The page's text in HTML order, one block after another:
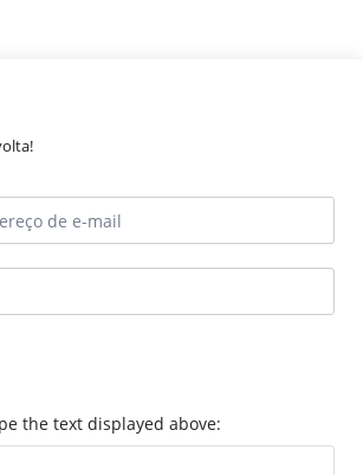
the text displayed above: